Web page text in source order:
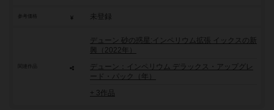
参考価格 未登録
関連作品
デューン 砂の惑星:インペリウム拡張 イックスの新
興（2022年）
デューン：インペリウム デラックス・アップグレ
ード・パック（年）
+ 3作品